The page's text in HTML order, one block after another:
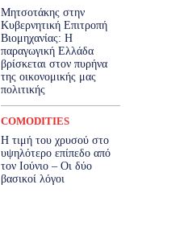
Μητσοτάκης στην
Κυβερνητική Επιτροπή
Βιομηχανίας: Η
παραγωγική Ελλάδα
βρίσκεται στον πυρήνα
της οικονομικής μας
πολιτικής
COMODITIES
Η τιμή του χρυσού στο
υψηλότερο επίπεδο από
τον Ιούνιο – Οι δύο
βασικοί λόγοι